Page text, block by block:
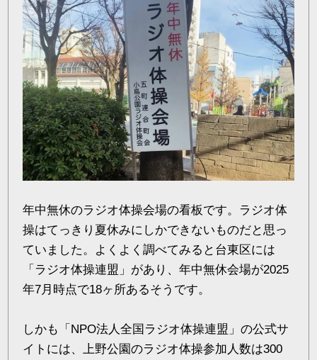
年中無休のラジオ体操会場の看板です。ラジオ体
操はてっきり夏休みにしかできないものだと思っ
ていました。よくよく調べてみると台東区には
「ラジオ体操連盟」があり、年中無休会場が2025
年7月時点で18ヶ所あるそうです。
しかも「NPO法人全国ラジオ体操連盟」の公式サ
イトには、上野公園のラジオ体操参加人数は300